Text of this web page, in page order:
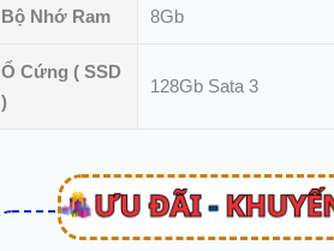
Bộ Nhớ Ram 8Gb
Ổ Cứng ( SSD
)
128Gb Sata 3